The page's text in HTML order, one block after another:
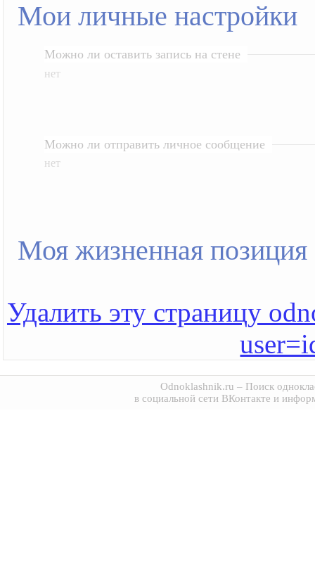
Мои личные настройки
Можно ли оставить запись на стене
нет
Можно ли отправить личное сообщение
нет
Моя жизненная позиция
Удалить эту страницу
Odnoklashnik.ru – Поиск
в социальной сети ВКонтакте и